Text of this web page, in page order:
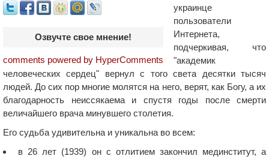
Озвучте свое мнение!
comments powered by HyperComments
украинце
пользователи
Интернета,
подчеркивая, что
"академик
человеческих сердец" вернул с того света десятки тысяч
людей. До сих пор многие молятся на него, верят, как Богу, а их
благодарность неиссякаема и спустя годы после смерти
величайшего врача минувшего столетия.
Его судьба удивительна и уникальна во всем:
в 26 лет (1939) он с отлитием закончил мединститут, а